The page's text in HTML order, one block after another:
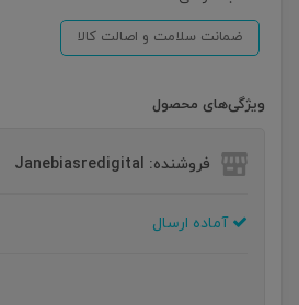
ضمانت سلامت و اصالت کالا
ویژگی‌های محصول
فروشنده: Janebiasredigital
آماده ارسال